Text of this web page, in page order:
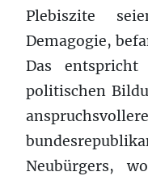
Plebiszite
Demagogie,
Das
politischen
Neubürgers,